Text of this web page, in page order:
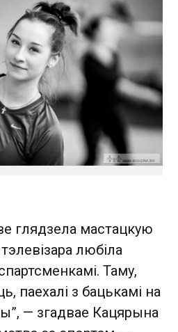
глядзела мастацкую
любіла
Таму,
паехалі з бацькамі на
— згадвае Кацярына